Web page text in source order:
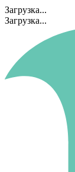
Загрузка...
Загрузка...